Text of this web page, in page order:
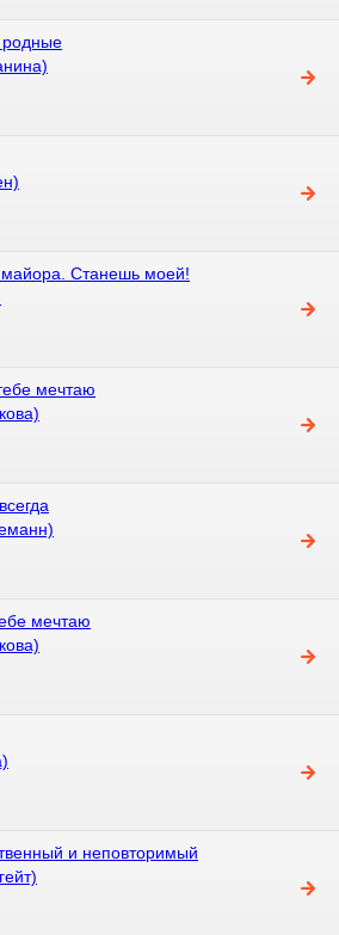
Станешь моей!
мечтаю
мечтаю
и неповторимый